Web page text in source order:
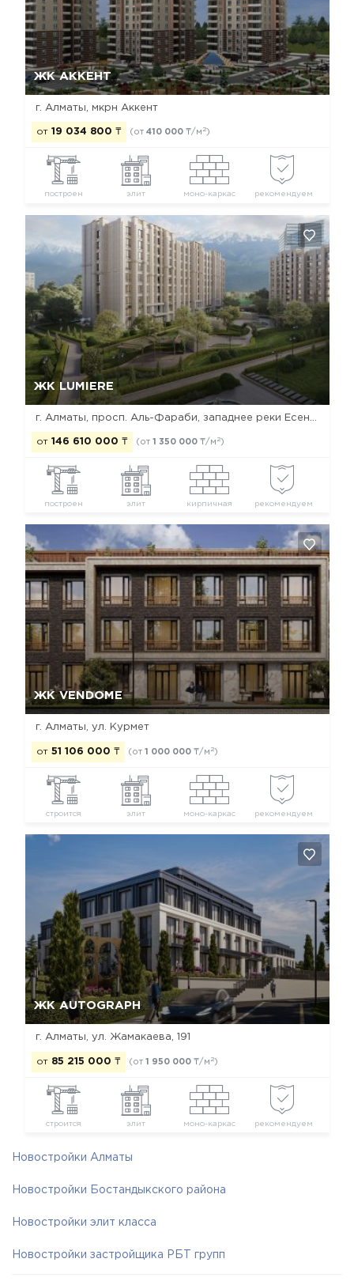
ЖК АККЕНТ
г. Алматы, мкрн Аккент
от 19 034 800 ₸ (от 410 000 ₸/м 2)
построен элит моно-каркас рекомендуем
Да, удалить Отмена
ЖК LUMIERE
от 146 610 000 ₸ (от 1 350 000 ₸/м 2)
построен элит кирпичная рекомендуем
Да, удалить
ЖК VENDOME
г. Алматы, ул. Курмет
от 51 106 000 ₸ (от 1 000 000 ₸/м 2)
строится элит моно-каркас рекомендуем
ЖК AUTOGRAPH
г. Алматы, ул. Жамакаева, 191
от 85 215 000 ₸ (от 1 950 000 ₸/м 2)
строится элит моно-каркас рекомендуем
Да, удалить Отмена
Новостройки Алматы
Новостройки Бостандыкского района
Новостройки элит класса
Новостройки застройщика РБТ групп